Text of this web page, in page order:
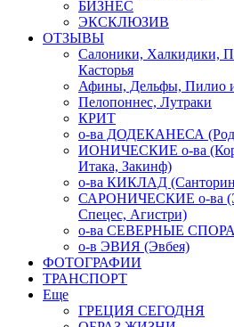
БИЗНЕС
ЭКСКЛЮЗИВ
ОТЗЫВЫ
Салоники, Халкидики,
Касторья
Афины, Дельфы, Пилио
Пелопоннес, Лутраки
КРИТ
о-ва ДОДЕКАНЕСА
ИОНИЧЕСКИЕ о-ва
Итака, Закинф)
о-ва КИКЛАД
САРОНИЧЕСКИЕ о-ва
Спецес, Агистри)
о-ва СЕВЕРНЫЕ
о-в ЭВИЯ (Эвбея)
ФОТОГРАФИИ
ТРАНСПОРТ
Еще
ГРЕЦИЯ СЕГОДНЯ